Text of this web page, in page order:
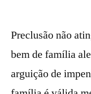
Preclusão não
bem de família
arguição de